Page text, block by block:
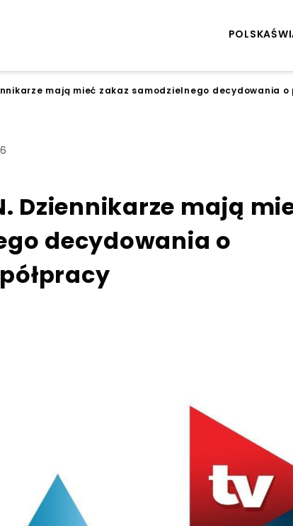
POLSKA
mają mieć zakaz samodzielnego decydowania
Dziennikarze mają
decydowania o